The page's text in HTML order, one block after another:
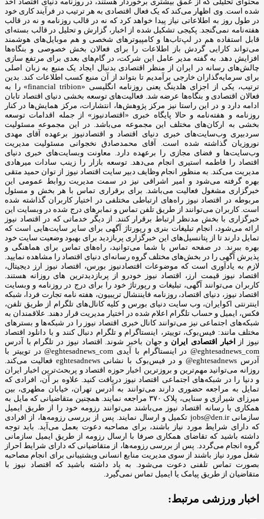
شده است. وی اظهار می‌کند که یک فعال اقتصادی به هر ترتیب در فرآیند کاری خود
در طول روز به اطلاعاتی نیاز پیدا خواهد کرد که نه در قالب روزنامه و نه در قالب
هفته‌نامه نمی‌گنجد. پکیجی تشکیل شده از اخبار، گزارش و تحلیل در قالب بسته‌ای
قابل استفاده هم در لپ‌تاب‌ها و کامپیوترهای شخصی و هم موبایل‌های هوشمند
می‌تواند کارایی گردش باز اطلاعات را برای فعالان بخش خصوصی و بنگاه‌ها
افزایش دهد. به گفته مدیر عامل این شرکت، در گام‌های بعدی برای مرتفع سازی
چالش‌های رسانه در ایران از منظر اقتصادی بدنبال ایجاد یک منبع به زبان اصلی
برای سرمایه‌گذاران خارجی برآمدیم تا بتواند از آن منبع کسب اطلاعات کند. بدین
ترتیب، یکی از اجزای هلدینگ یعنی روزنامه انگلیسی «financial tribion» را به
فعالان اقتصادی و بنگاه‌ها عرضه شد. فعالیت‌های توسعه بخشی دنیای اقتصاد تابان
ادامه دارد و در این راستا نیز مرکز پژوهش‌ها، انتشارات، مرکز همایش‌ها در کنار
روزنامه و هفته‌نامه و حالا پایگاه خبری «اقتصادنیوز» از جمله اقدامات توسعه
بخشی به ارکان‌های مختلف این مجموعه می‌باشد. در این مجموعه مسئولیت
سردبیری وب‌سایت‌های خبری دنیای اقتصاد و اقتصادنیوز برعهده آقای مهدی
نوروزیان گذاشته شده است. آقای محمدصادق نخجوانی مسئولیت مدیریت
وب‌سایت‌ها و فضای مجازی را برعهده دارد. معاونت وبسایت‌های خبری دنیای
اقتصاد را فاطمه استیری انجام می‌دهد. توسعه بازار را زینب سادات میرهادی
مدیریت می‌کند. به منظور انجام وظایف دبیر سایت اقتصاد نیوز از توان حمید متقی
بهره گرفته می‌شود و امیر اشراقی نیز در سمت مدیریت روابط عمومی این
خبرگزاری مشغول فعالیت می‌باشد. برای برقراری تماس با هر بخش و مسئول
مربوطه در اقتصاد نیوز راه‌های ارتباطی مختلفی در اختیار کاربران گذاشته شده
است. کاربران می‌توانند از طریق تلفن تماس و نمابرهای درج شده در وبسایت این
خبرگزاری با بخش مدنظر ارتباط برقرار کنند. از دیگر خدماتی که در اقتصاد نیوز
ارائه می‌شود، انجام تبلیغات بنری و رپورتاژ آگهی برای سایر سایت‌هایی است که
تمایل دارند تا از پتانسیل‌های این خبرگزاری پربازدید برای بهبود وضعیت سایت خود
بهره ببرند. در صفحه تماس با شما می‌توانید، راه‌های تماس برای هماهنگی و
پذیرش آگهی را در بخش‌های مختلف گروه رسانه‌ای دنیای اقتصاد را مشاهده نمایید.
لازم به یادآوری است که موضوعات اقتصادنیوز بورس، اقتصاد نیوز ارز دیجیتال،
اقتصاد نیوز قیمت ارز، اقتصاد نیوز خودرو از پربازدیدترین های روزانه هستند.
کاربران می‌توانند آگهی، تبلیغات و رپورتاژ خود را برای درج در روزنامه و وبسایت
اقتصاد نیوز، دنیای اقتصاد، روزنامه فایننشال تریبیون، هفته نامه تجارت فردا، شبکه
اینترنتی اکوایران، وب سایت دنیای بورس و کلیه کانال‌های تلگرام از طریق تلفن،
فکس، ایمیل و حساب تلگرام اعلام شده در اختیار مدیریت قرار دهند. علاقمندان به
شبکه‎‌های اجتماعی نیز می‌توانند کانال خبری اقتصاد نیوز را در شبکه‌ها و بسترهای
مختلف مانند: فیس‌بوک، توییتر، اینستاگرام و تلگرام دنبال کنند و با دانلود اقتصاد
نیوز از اخبار اقتصادی ایران و جهان باخبر شوند. اقتصاد نیوز در تلگرام با آدرس
eghtesadnews_com@ در اینستاگرام با آیدی eghtesadnews_com@ در توییتر با
آدرس eghtesadnews@ و در فیس‌بوک با نشانی eghtesadnews فعالیت می‌کند.
روزانه می‌توانید مهم‌ترین و بروزترین اخبار حوزه اقتصاد و پربحث‌ترین اخبار ایران
و دنیا را در شبکه‌های اجتماعی اقتصاد نیوز دریافت کنید. علاوه بر آن، افرادی که
تمایل به مراجعه حضوری دارند می‌توانند به آدرس تهران، خیابان مطهری، بین
میرزای شیرازی و سنایی، پلاک ۳۷۰ مراجعه نمایند. همچنین متقاضیانی که مایل به
همکاری با رسانه‌ اقتصاد نیوز می‌باشند می‌توانند رزومه خود را از طریق ایمیل
سازمانی jobs@den.ir تکمیل و ارسال نمایند. پس از بررسی رزومه‌ها، از افرادی
که دارای شرایط مورد نیاز باشند، برای مصاحبه دعوت بعمل می‌آید. باید توجه
داشته باشید که تقاضای همکاری صرفا با ارسال رزومه از طریق ایمیل سازمانی
گروه انجام می‌گردد. پس از بررسی رزومه‌ها، از متقاضیانی که دارای شرایط احراز
شغل مورد نیاز باشند از سوی مدیریت منابع انسانی وپشتیبانی برای انجام مصاحبه
بصورت تماس تلفنی دعوت می‌شود. به یاد داشته باشید که اقتصاد نیوز با
متقاضیان از طریق پیامک یا ایمیل تماس نمی‌گیرد.
اخبار ورزشی مرتبط: